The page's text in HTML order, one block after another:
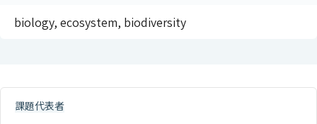
biology, ecosystem, biodiversity
課題代表者